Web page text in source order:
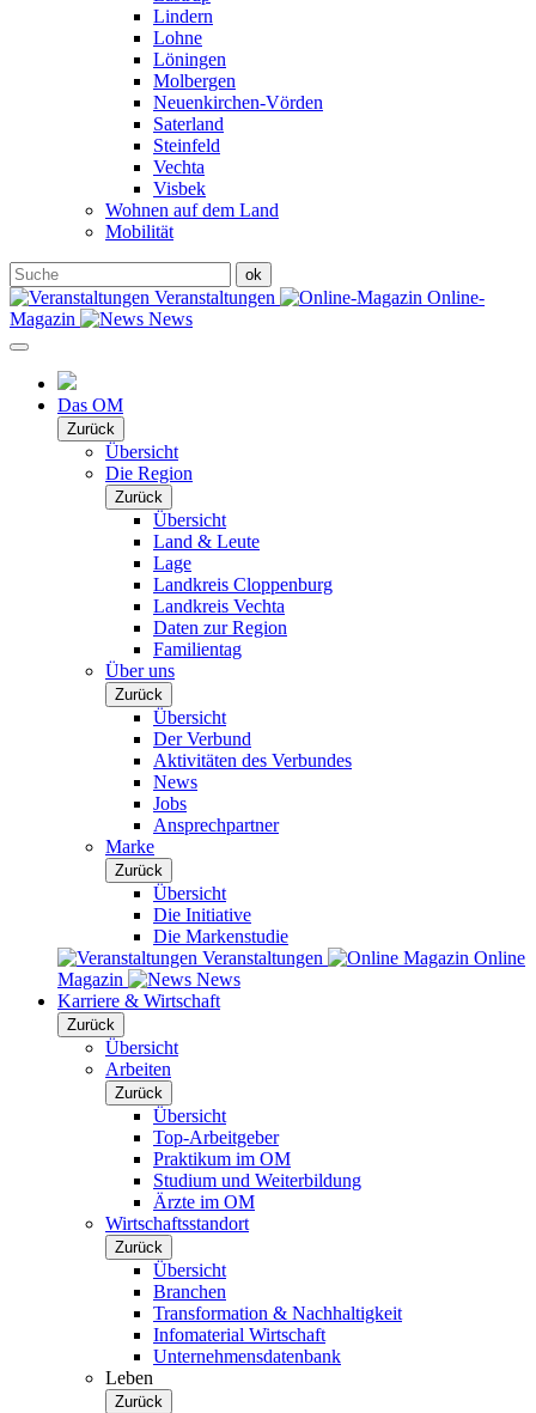
Lindern
Lohne
Löningen
Molbergen
Neuenkirchen-Vörden
Saterland
Steinfeld
Vechta
Visbek
Wohnen auf dem Land
Mobilität
Veranstaltungen
Online-
Magazin
News
Das OM
Zurück
Übersicht
Die Region
Zurück
Übersicht
Land & Leute
Lage
Landkreis Cloppenburg
Landkreis Vechta
Daten zur Region
Familientag
Über uns
Zurück
Übersicht
Der Verbund
Aktivitäten des Verbundes
News
Jobs
Ansprechpartner
Marke
Zurück
Übersicht
Die Initiative
Die Markenstudie
Veranstaltungen
Online
Magazin
News
Karriere & Wirtschaft
Zurück
Übersicht
Arbeiten
Zurück
Übersicht
Top-Arbeitgeber
Praktikum im OM
Studium und Weiterbildung
Ärzte im OM
Wirtschaftsstandort
Zurück
Übersicht
Branchen
Transformation & Nachhaltigkeit
Infomaterial Wirtschaft
Unternehmensdatenbank
Leben
Zurück